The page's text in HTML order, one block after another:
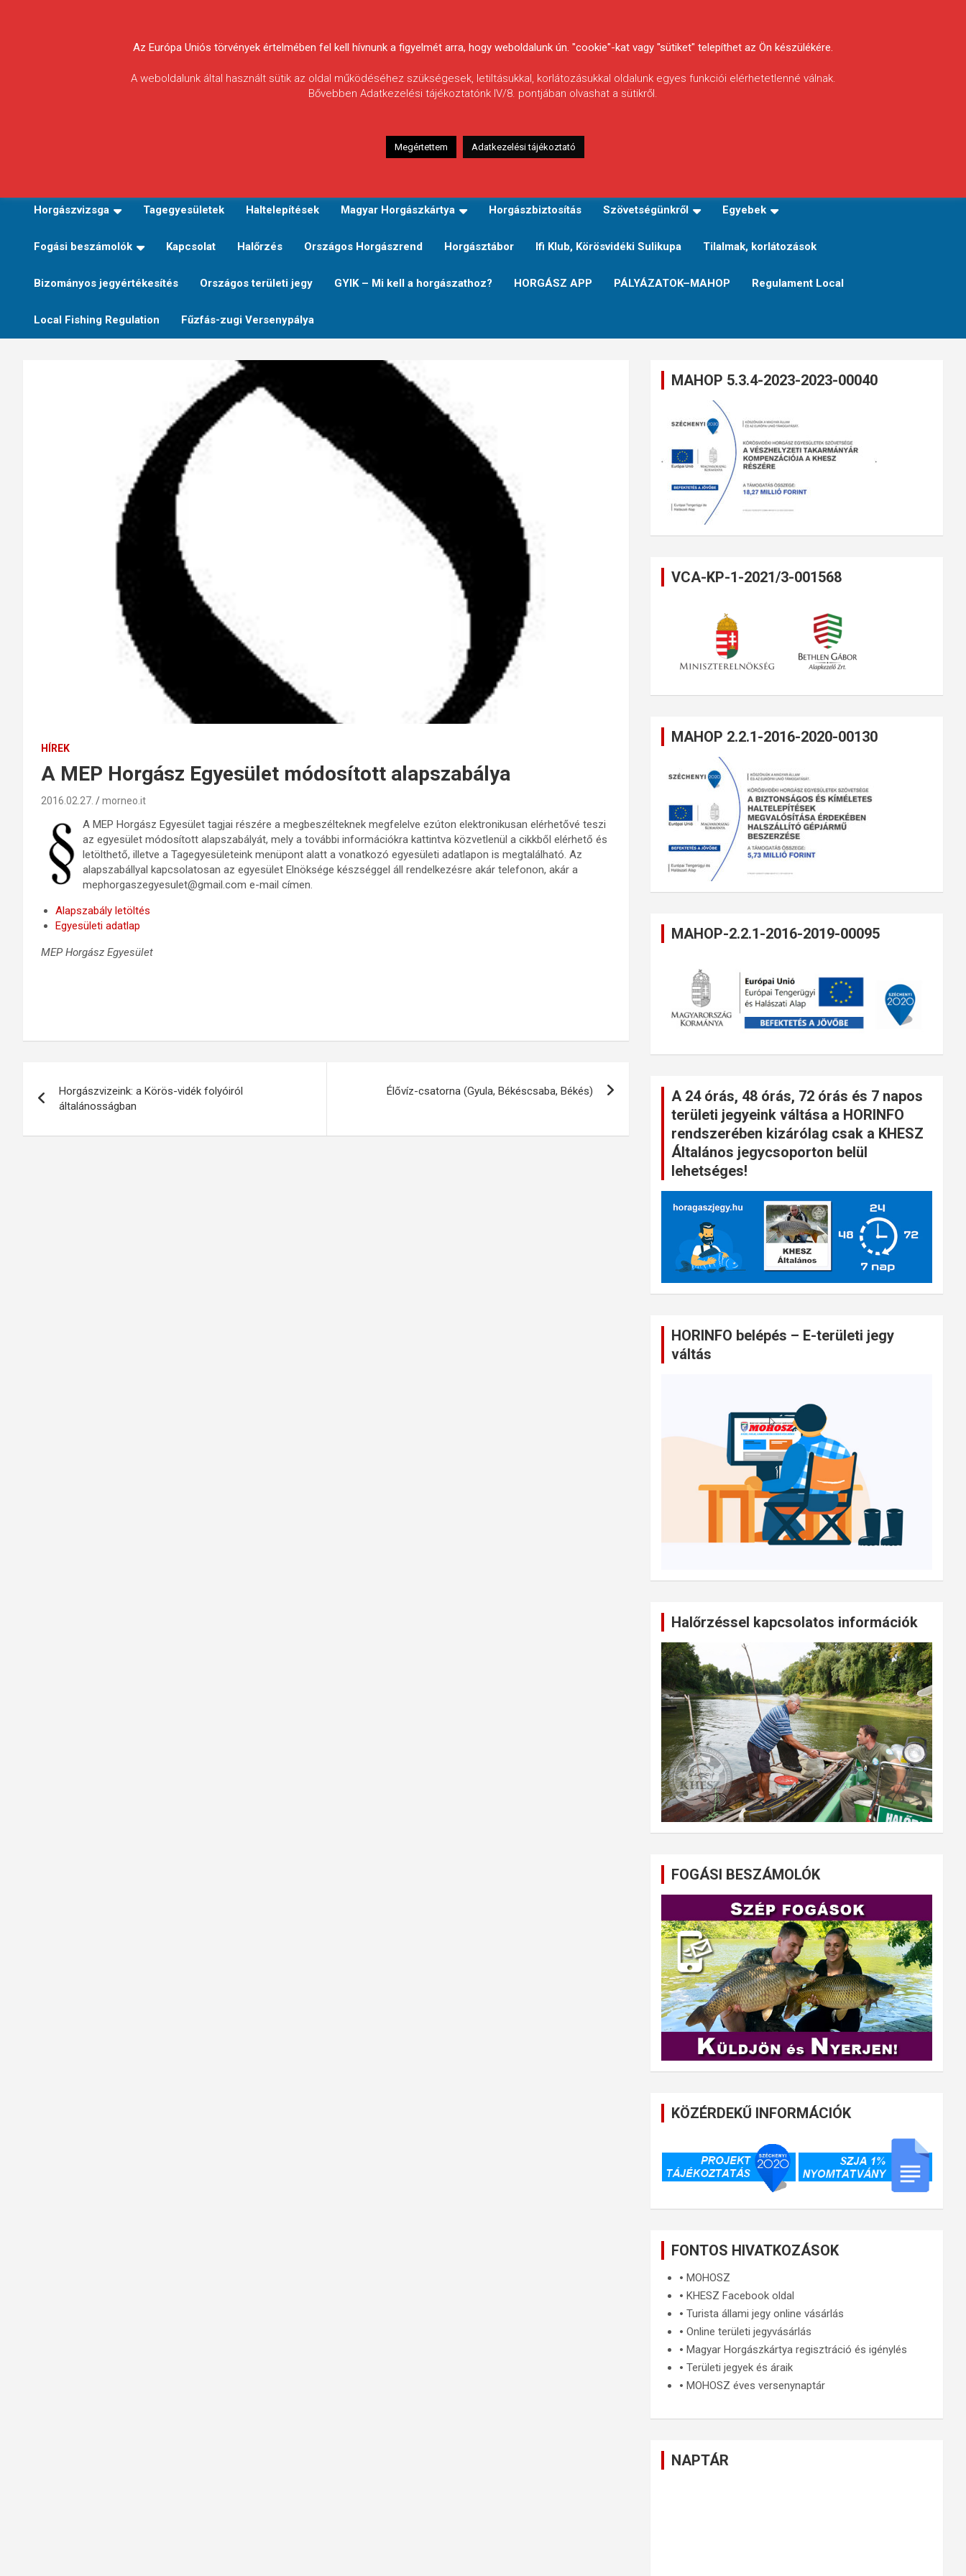
Körösvidéki Horgász
Egyesületek
Horgászvizsga Tagegyesületek Haltelepítések Magyar Horgászkártya Horgászbiztosítás Szövetségünkről Egyebek
Fogási beszámolók Kapcsolat Halőrzés Országos Horgászrend Horgásztábor Ifi Klub, Körösvidéki Sulikupa Tilalmak, korlátozások
Bizományos jegyértékesítés Országos területi jegy GYIK – Mi kell a horgászathoz? HORGÁSZ APP PÁLYÁZATOK–MAHOP Regulament Local
Local Fishing Regulation Fűzfás-zugi Versenypálya
HÍREK
A MEP Horgász Egyesület módosított alapszabálya
2016.02.27. morneo.it
A MEP Horgász Egyesület tagjai részére a megbeszélteknek megfelelve ezúton elektronikusan elérhetővé teszi
az egyesület módosított alapszabályát, mely a további információkra kattintva közvetlenül a cikkből elérhető és
letölthető, illetve a Tagegyesületeink menüpont alatt a vonatkozó egyesületi adatlapon is megtalálható. Az
alapszabállyal kapcsolatosan az egyesület Elnöksége készséggel áll rendelkezésre akár telefonon, akár a
mephorgaszegyesulet@gmail.com e-mail címen.
Alapszabály letöltés
Egyesületi adatlap
MEP Horgász Egyesület
navigáció
Horgászvizeink: a Körös-vidék folyóiról
általánosságban
Élővíz-csatorna (Gyula, Békéscsaba, Békés)
MAHOP 5.3.4-2023-2023-00040
VCA-KP-1-2021/3-001568
MAHOP 2.2.1-2016-2020-00130
MAHOP-2.2.1-2016-2019-00095
A 24 órás, 48 órás, 72 órás és 7 napos
területi jegyeink váltása a HORINFO
rendszerében kizárólag csak a KHESZ
Általános jegycsoporton belül
lehetséges!
HORINFO belépés – E-területi jegy
váltás
Halőrzéssel kapcsolatos információk
FOGÁSI BESZÁMOLÓK
KÖZÉRDEKŰ INFORMÁCIÓK
FONTOS HIVATKOZÁSOK
🞄MOHOSZ
🞄KHESZ Facebook oldal
🞄Turista állami jegy online vásárlás
🞄Online területi jegyvásárlás
🞄Magyar Horgászkártya regisztráció és igénylés
🞄Területi jegyek és áraik
🞄MOHOSZ éves versenynaptár
NAPTÁR
Az Európa Uniós törvények értelmében fel kell hívnunk a figyelmét arra, hogy weboldalunk ún. "cookie"-kat vagy "sütiket" telepíthet az Ön készülékére.
A weboldalunk által használt sütik az oldal működéséhez szükségesek, letiltásukkal, korlátozásukkal oldalunk egyes funkciói elérhetetlenné válnak.
Bővebben Adatkezelési tájékoztatónk IV/8. pontjában olvashat a sütikről.
Megértettem Adatkezelési tájékoztató